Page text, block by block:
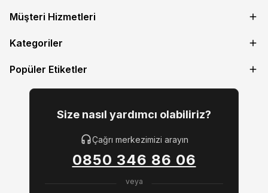
Müşteri Hizmetleri
Kategoriler
Popüler Etiketler
Size nasıl yardımcı olabiliriz?
Çağrı merkezimizi arayın
0850 346 86 06